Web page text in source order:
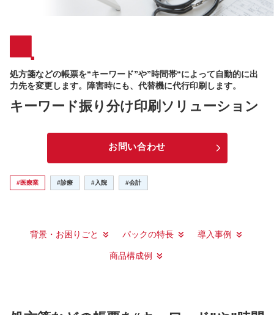
セミナー
補助金
処方箋などの帳票を“キーワード”や”時間帯“によって自動的に出
力先を変更します。障害時にも、代替機に代行印刷します。
キーワード振り分け印刷ソリューション
お問い合わせ
#医療業 #診療 #入院 #会計
背景・お困りごと パックの特長 導入事例
商品構成例